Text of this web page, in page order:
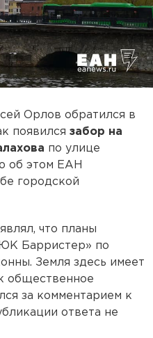
Орлов обратился в
появился забор на
по улице
об этом ЕАН
городской
что планы
Барристер» по
Земля здесь имеет
общественное
за комментарием к
ответа не